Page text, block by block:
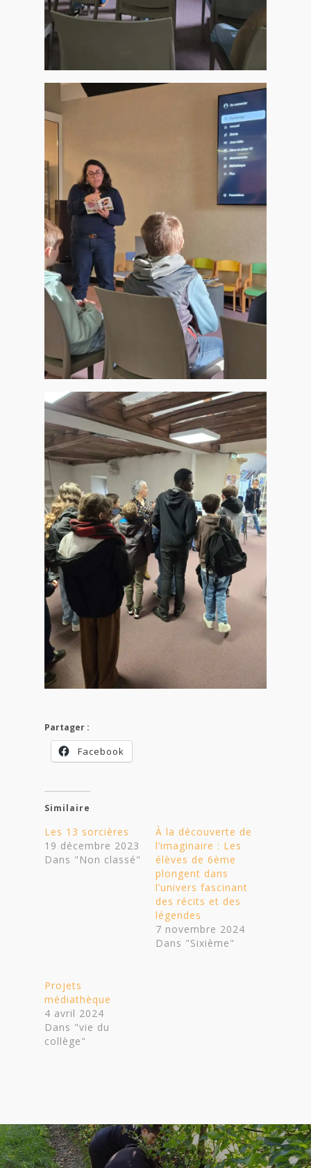
Partager :
Facebook
Similaire
Les 13 sorcières
19 décembre 2023
Dans "Non classé"
À la découverte de
l’imaginaire : Les
élèves de 6ème
plongent dans
l’univers fascinant
des récits et des
légendes
7 novembre 2024
Dans "Sixième"
Projets
médiathèque
4 avril 2024
Dans "vie du
collège"